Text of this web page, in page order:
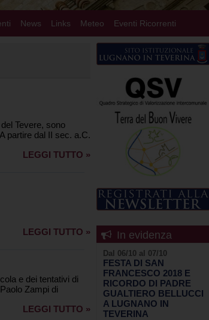
News Links Meteo Eventi Ricorrenti
Tevere, sono
partire dal II sec. a.C.
LEGGI TUTTO »
LEGGI TUTTO »
e dei tentativi di
Zampi di
LEGGI TUTTO »
In evidenza
Dal 06/10 al 07/10
FESTA DI SAN
FRANCESCO 2018 E
RICORDO DI PADRE
GUALTIERO BELLUCCI
A LUGNANO IN
TEVERINA